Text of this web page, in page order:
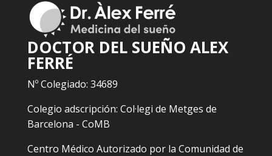
DOCTOR DEL SUEÑO ALEX
FERRÉ
Nº Colegiado: 34689
Colegio adscripción: Col·legi de Metges de
Barcelona - CoMB
Centro Médico Autorizado por la Comunidad de